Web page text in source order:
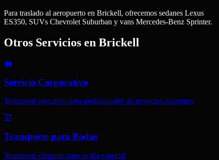
Para traslado al aeropuerto en Brickell, ofrecemos sedanes Lexus
ES350, SUVs Chevrolet Suburban y vans Mercedes-Benz Sprinter.
Otros Servicios en Brickell
💼
Servicio Corporativo
Transporte ejecutivo para profesionales de negocios exigentes
💒
Transporte para Bodas
Transporte elegante para su día especial